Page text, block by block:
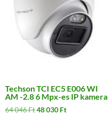
Techson TCI EC5 E006 WI
AM -2.8 6 Mpx-es IP kamera
64 046FtOriginal
48 030 FtCurrent